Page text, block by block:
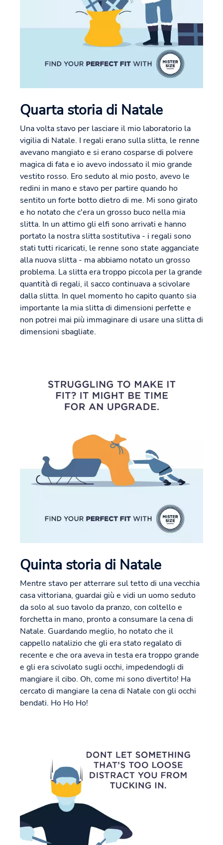
Quarta storia di Natale
Una volta stavo per lasciare il mio laboratorio la
vigilia di Natale. I regali erano sulla slitta, le renne
avevano mangiato e si erano cosparse di polvere
magica di fata e io avevo indossato il mio grande
vestito rosso. Ero seduto al mio posto, avevo le
redini in mano e stavo per partire quando ho
sentito un forte botto dietro di me. Mi sono girato
e ho notato che c'era un grosso buco nella mia
slitta. In un attimo gli elfi sono arrivati e hanno
portato la nostra slitta sostitutiva - i regali sono
stati tutti ricaricati, le renne sono state agganciate
alla nuova slitta - ma abbiamo notato un grosso
problema. La slitta era troppo piccola per la grande
quantità di regali, il sacco continuava a scivolare
dalla slitta. In quel momento ho capito quanto sia
importante la mia slitta di dimensioni perfette e
non potrei mai più immaginare di usare una slitta di
dimensioni sbagliate.
Quinta storia di Natale
Mentre stavo per atterrare sul tetto di una vecchia
casa vittoriana, guardai giù e vidi un uomo seduto
da solo al suo tavolo da pranzo, con coltello e
forchetta in mano, pronto a consumare la cena di
Natale. Guardando meglio, ho notato che il
cappello natalizio che gli era stato regalato di
recente e che ora aveva in testa era troppo grande
e gli era scivolato sugli occhi, impedendogli di
mangiare il cibo. Oh, come mi sono divertito! Ha
cercato di mangiare la cena di Natale con gli occhi
bendati. Ho Ho Ho!